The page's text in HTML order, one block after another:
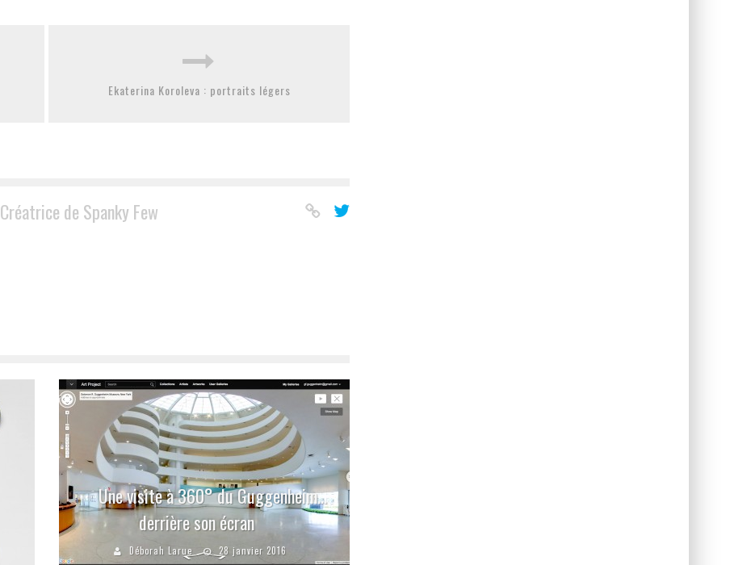
Ekaterina Koroleva : portraits légers
Créatrice de Spanky Few
Une visite à 360° du Guggenheim…
derrière son écran
Déborah Larue 28 janvier 2016